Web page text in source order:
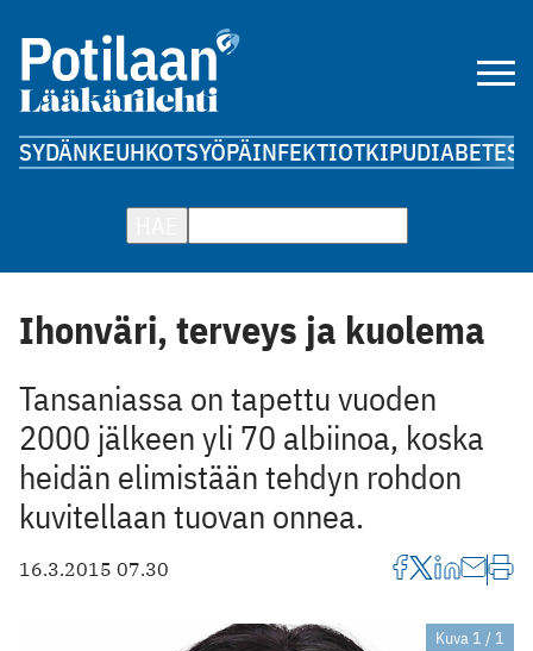
SYDÄNKEUHKOTSYÖPÄINFEKTIOTKIPUDIABETES
Ihonväri, terveys ja kuolema
Tansaniassa on tapettu vuoden
2000 jälkeen yli 70 albiinoa, koska
heidän elimistään tehdyn rohdon
kuvitellaan tuovan onnea.
16.3.2015 07.30
Kuva 1 / 1